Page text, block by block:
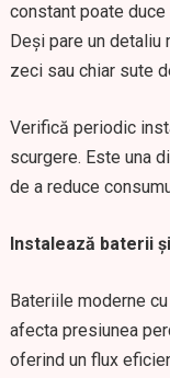
constant poate
Deși pare un
zeci sau chiar sute
Verifică periodic
scurgere. Este una
de a reduce
Instalează baterii
Bateriile moderne
afecta presiunea
oferind un flux